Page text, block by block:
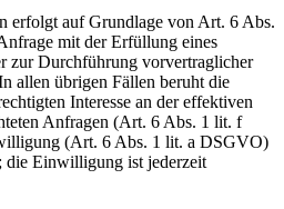
erfolgt auf Grundlage von Art. 6 Abs.
mit der Erfüllung eines
zur Durchführung vorvertraglicher
allen übrigen Fällen beruht die
Interesse an der effektiven
Anfragen (Art. 6 Abs. 1 lit. f
(Art. 6 Abs. 1 lit. a DSGVO)
die Einwilligung ist jederzeit